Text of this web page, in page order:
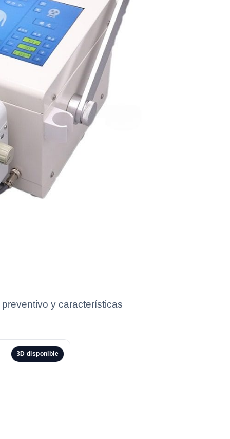
y características
3D disponible